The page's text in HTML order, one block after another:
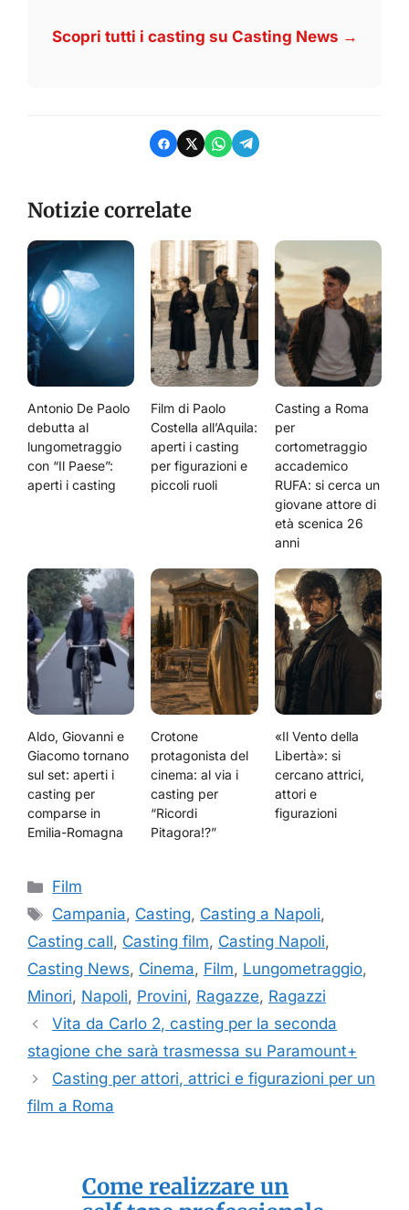
Scopri tutti i casting su Casting News →
Notizie correlate
Antonio De Paolo
debutta al
lungometraggio
con “Il Paese”:
aperti i casting
Film di Paolo
Costella all’Aquila:
aperti i casting
per figurazioni e
piccoli ruoli
Casting a Roma
per
cortometraggio
accademico
RUFA: si cerca un
giovane attore di
età scenica 26
anni
Aldo, Giovanni e
Giacomo tornano
sul set: aperti i
casting per
comparse in
Emilia-Romagna
Crotone
protagonista del
cinema: al via i
casting per
“Ricordi
Pitagora!?”
«Il Vento della
Libertà»: si
cercano attrici,
attori e
figurazioni
Categorie
Film
Tag
Campania, Casting, Casting a Napoli,
Casting call, Casting film, Casting Napoli,
Casting News, Cinema, Film, Lungometraggio,
Minori, Napoli, Provini, Ragazze, Ragazzi
Vita da Carlo 2, casting per la seconda
stagione che sarà trasmessa su Paramount+
Casting per attori, attrici e figurazioni per un
film a Roma
Come realizzare un